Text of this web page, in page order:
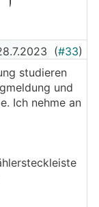
(#33)
studieren
und
Ich nehme an